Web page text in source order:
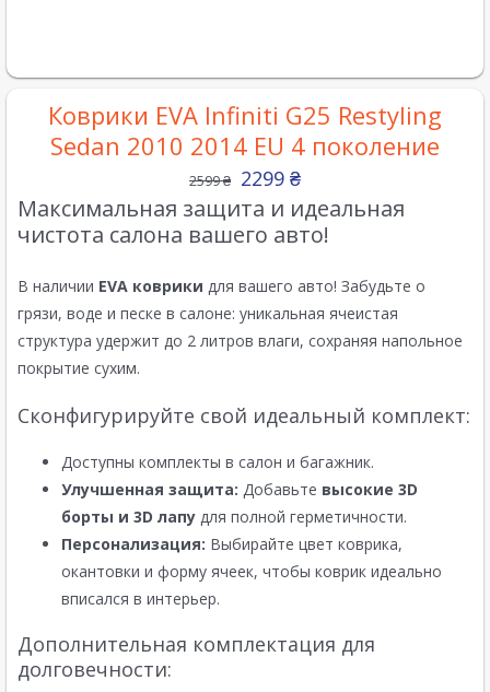
Коврики EVA Infiniti G25 Restyling
Sedan 2010 2014 EU 4 поколение
2599₴ 2299 ₴
Максимальная защита и идеальная
чистота салона вашего авто!
В наличии EVA коврики для вашего авто! Забудьте о
грязи, воде и песке в салоне: уникальная ячеистая
структура удержит до 2 литров влаги, сохраняя напольное
покрытие сухим.
Сконфигурируйте свой идеальный комплект:
Доступны комплекты в салон и багажник.
Улучшенная защита: Добавьте высокие 3D
борты и 3D лапу для полной герметичности.
Персонализация: Выбирайте цвет коврика,
окантовки и форму ячеек, чтобы коврик идеально
вписался в интерьер.
Дополнительная комплектация для
долговечности: